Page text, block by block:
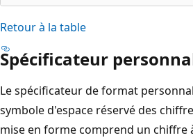
Retour à la table
Spécificateur
Le spécificateur de format
symbole d'espace réservé des
mise en forme comprend un chiffre